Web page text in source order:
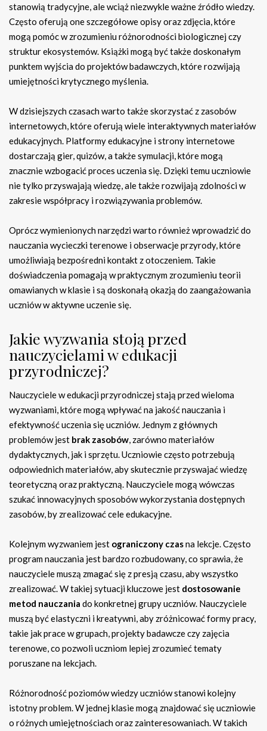
stanowią tradycyjne, ale wciąż niezwykle ważne źródło wiedzy.
Często oferują one szczegółowe opisy oraz zdjęcia, które
mogą pomóc w zrozumieniu różnorodności biologicznej czy
struktur ekosystemów. Książki mogą być także doskonałym
punktem wyjścia do projektów badawczych, które rozwijają
umiejętności krytycznego myślenia.
W dzisiejszych czasach warto także skorzystać z zasobów
internetowych, które oferują wiele interaktywnych materiałów
edukacyjnych. Platformy edukacyjne i strony internetowe
dostarczają gier, quizów, a także symulacji, które mogą
znacznie wzbogacić proces uczenia się. Dzięki temu uczniowie
nie tylko przyswajają wiedzę, ale także rozwijają zdolności w
zakresie współpracy i rozwiązywania problemów.
Oprócz wymienionych narzędzi warto również wprowadzić do
nauczania wycieczki terenowe i obserwacje przyrody, które
umożliwiają bezpośredni kontakt z otoczeniem. Takie
doświadczenia pomagają w praktycznym zrozumieniu teorii
omawianych w klasie i są doskonałą okazją do zaangażowania
uczniów w aktywne uczenie się.
Jakie wyzwania stoją przed
nauczycielami w edukacji
przyrodniczej?
Nauczyciele w edukacji przyrodniczej stają przed wieloma
wyzwaniami, które mogą wpływać na jakość nauczania i
efektywność uczenia się uczniów. Jednym z głównych
problemów jest brak zasobów, zarówno materiałów
dydaktycznych, jak i sprzętu. Uczniowie często potrzebują
odpowiednich materiałów, aby skutecznie przyswajać wiedzę
teoretyczną oraz praktyczną. Nauczyciele mogą wówczas
szukać innowacyjnych sposobów wykorzystania dostępnych
zasobów, by zrealizować cele edukacyjne.
Kolejnym wyzwaniem jest ograniczony czasna lekcje. Często
program nauczania jest bardzo rozbudowany, co sprawia, że
nauczyciele muszą zmagać się z presją czasu, aby wszystko
zrealizować. W takiej sytuacji kluczowe jest dostosowanie
metod nauczania do konkretnej grupy uczniów. Nauczyciele
muszą być elastyczni i kreatywni, aby zróżnicować formy pracy,
takie jak prace w grupach, projekty badawcze czy zajęcia
terenowe, co pozwoli uczniom lepiej zrozumieć tematy
poruszane na lekcjach.
Różnorodność poziomów wiedzy uczniów stanowi kolejny
istotny problem. W jednej klasie mogą znajdować się uczniowie
o różnych umiejętnościach oraz zainteresowaniach. W takich